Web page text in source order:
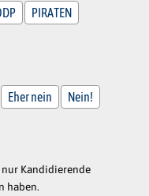
PIRATEN
Eher nein Nein!
Kandidierende
haben.